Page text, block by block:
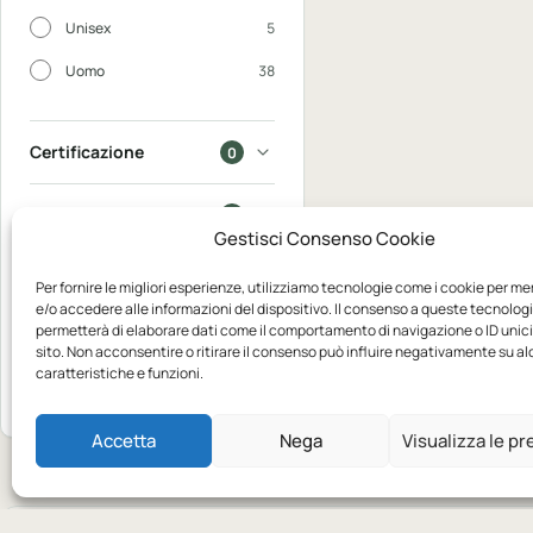
Gestisci Consenso Cookie
Per fornire le migliori esperienze, utilizziamo tecnologie come i cookie per
e/o accedere alle informazioni del dispositivo. Il consenso a queste
permetterà di elaborare dati come il comportamento di navigazione o ID
sito. Non acconsentire o ritirare il consenso può influire negativamente su
caratteristiche e funzioni.
Accetta Nega Visualizza le
Unisex 5
Uomo 38
Certificazione 0
Disponibili
Mostra
7
Azzera